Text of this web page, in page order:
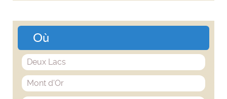
Où
Deux Lacs
Mont d'Or